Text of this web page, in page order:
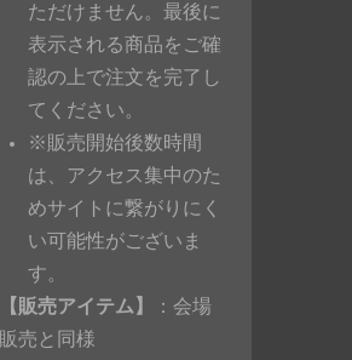
ただけません。最後に
表示される商品をご確
認の上で注文を完了し
てください。
※販売開始後数時間
は、アクセス集中のた
めサイトに繋がりにく
い可能性がございま
す。
【販売アイテム】
：会場
販売と同様